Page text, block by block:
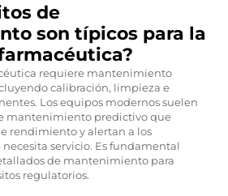
de
son típicos para la
requiere mantenimiento
calibración, limpieza e
Los equipos modernos suelen
mantenimiento predictivo que
rendimiento y alertan a los
servicio. Es fundamental
de mantenimiento para
regulatorios.